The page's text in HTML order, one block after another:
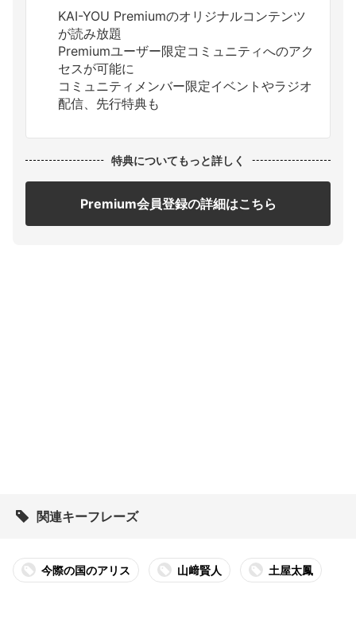
KAI-YOU Premiumのオリジナルコンテンツ
が読み放題
Premiumユーザー限定コミュニティへのアク
セスが可能に
コミュニティメンバー限定イベントやラジオ
配信、先行特典も
特典についてもっと詳しく
Premium会員登録の詳細はこちら
関連キーフレーズ
今際の国のアリス 山﨑賢人 土屋太鳳